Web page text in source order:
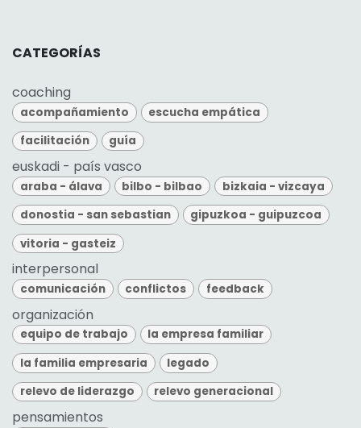
CATEGORÍAS
coaching
acompañamiento
escucha empática
facilitación
guía
euskadi - país vasco
araba - álava bilbo - bilbao
bizkaia - vizcaya
donostia - san sebastian
gipuzkoa - guipuzcoa
vitoria - gasteiz
interpersonal
comunicación conflictos feedback
organización
equipo de trabajo
la empresa familiar
la familia empresaria
legado
relevo de liderazgo
relevo generacional
pensamientos